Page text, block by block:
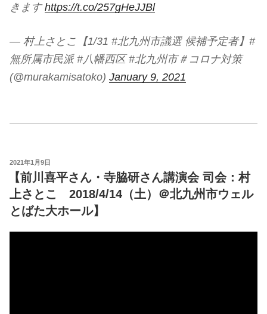
きますhttps://t.co/257gHeJJBl
— 村上さとこ【1/31 #北九州市議選 候補予定者】#
無所属市民派 #八幡西区 #北九州市＃コロナ対策
(@murakamisatoko) January 9, 2021
投
日:
2021年1月9日
【前川喜平さん・寺脇研さん講演会 司会：村
上さとこ 2018/4/14（土）＠北九州市ウェル
とばた大ホール】